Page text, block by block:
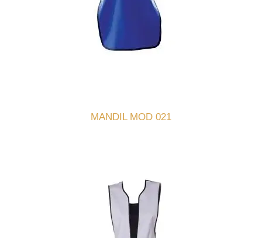
MANDIL MOD 021